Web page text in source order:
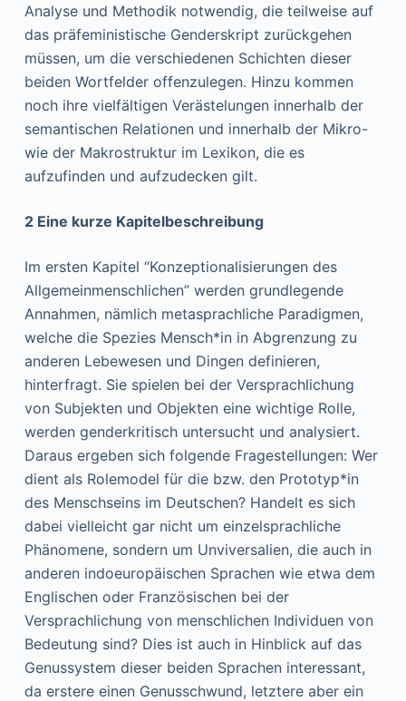
Analyse und Methodik notwendig, die teilweise auf
das präfeministische Genderskript zurückgehen
müssen, um die verschiedenen Schichten dieser
beiden Wortfelder offenzulegen. Hinzu kommen
noch ihre vielfältigen Verästelungen innerhalb der
semantischen Relationen und innerhalb der Mikro-
wie der Makrostruktur im Lexikon, die es
aufzufinden und aufzudecken gilt.
2 Eine kurze Kapitelbeschreibung
Im ersten Kapitel “Konzeptionalisierungen des
Allgemeinmenschlichen” werden grundlegende
Annahmen, nämlich metasprachliche Paradigmen,
welche die Spezies Mensch*in in Abgrenzung zu
anderen Lebewesen und Dingen definieren,
hinterfragt. Sie spielen bei der Versprachlichung
von Subjekten und Objekten eine wichtige Rolle,
werden genderkritisch untersucht und analysiert.
Daraus ergeben sich folgende Fragestellungen: Wer
dient als Rolemodel für die bzw. den Prototyp*in
des Menschseins im Deutschen? Handelt es sich
dabei vielleicht gar nicht um einzelsprachliche
Phänomene, sondern um Unviversalien, die auch in
anderen indoeuropäischen Sprachen wie etwa dem
Englischen oder Französischen bei der
Versprachlichung von menschlichen Individuen von
Bedeutung sind? Dies ist auch in Hinblick auf das
Genussystem dieser beiden Sprachen interessant,
da erstere einen Genusschwund, letztere aber ein